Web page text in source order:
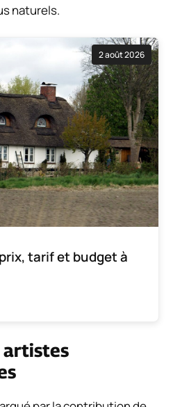
naturels.
2 août 2026
tarif et budget à
artistes